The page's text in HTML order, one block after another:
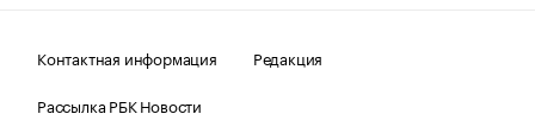
Контактная информация
Редакция
Рассылка РБК Новости